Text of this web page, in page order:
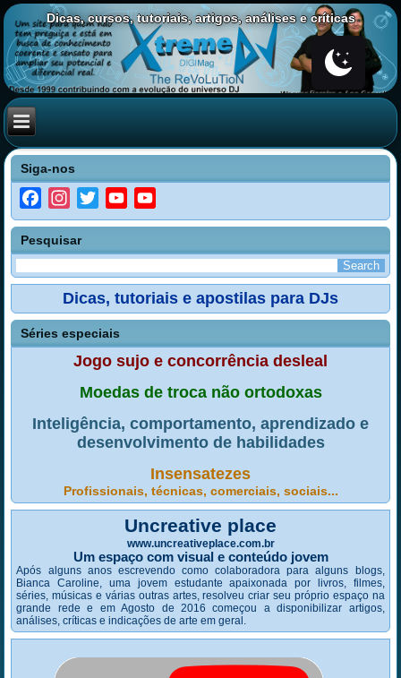
Dicas, cursos, tutoriais, artigos, análises e críticas
Siga-nos
FacebookInstagramTwitterYouTube
Channel
Pesquisar
Dicas, tutoriais e apostilas para DJs
Séries especiais
Jogo sujo e concorrência desleal
Moedas de troca não ortodoxas
Inteligência, comportamento, aprendizado e
desenvolvimento de habilidades
Insensatezes
Profissionais, técnicas, comerciais, sociais...
Uncreative place
www.uncreativeplace.com.br
Um espaço com visual e conteúdo jovem
Após alguns anos escrevendo como colaboradora para alguns blogs,
Bianca Caroline, uma jovem estudante apaixonada por livros, filmes,
séries, músicas e várias outras artes, resolveu criar seu próprio espaço na
grande rede e em Agosto de 2016 começou a disponibilizar artigos,
análises, críticas e indicações de arte em geral.